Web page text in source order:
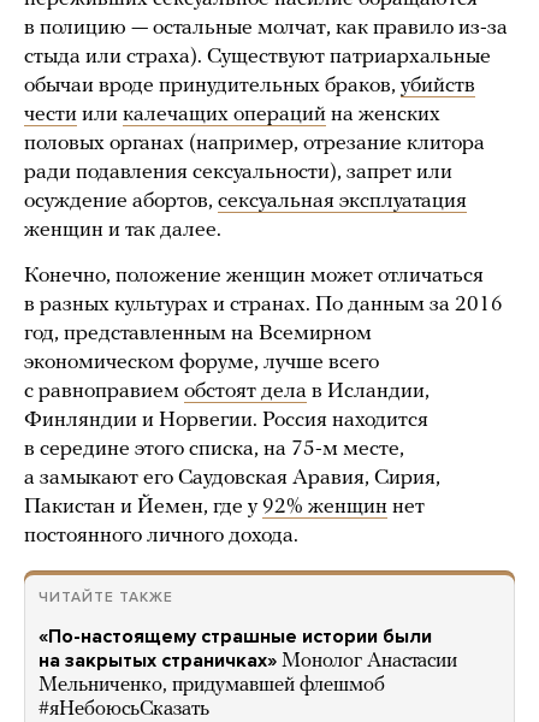
в полицию — остальные молчат, как правило из-за
стыда или страха). Существуют патриархальные
обычаи вроде принудительных браков, убийств
чести или калечащих операций на женских
половых органах (например, отрезание клитора
ради подавления сексуальности), запрет или
осуждение абортов, сексуальная эксплуатация
женщин и так далее.
Конечно, положение женщин может отличаться
в разных культурах и странах. По данным за 2016
год, представленным на Всемирном
экономическом форуме, лучше всего
с равноправием обстоят дела в Исландии,
Финляндии и Норвегии. Россия находится
в середине этого списка, на 75-м месте,
а замыкают его Саудовская Аравия, Сирия,
Пакистан и Йемен, где у 92% женщин нет
постоянного личного дохода.
ЧИТАЙТЕ ТАКЖЕ
«По-настоящему страшные истории были
на закрытых страничках» Монолог Анастасии
Мельниченко, придумавшей флешмоб
#яНебоюсьСказать